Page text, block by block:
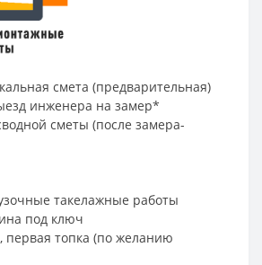
смета (предварительная)
инженера на замер*
сметы (после замера-
такелажные работы
под ключ
первая топка (по желанию